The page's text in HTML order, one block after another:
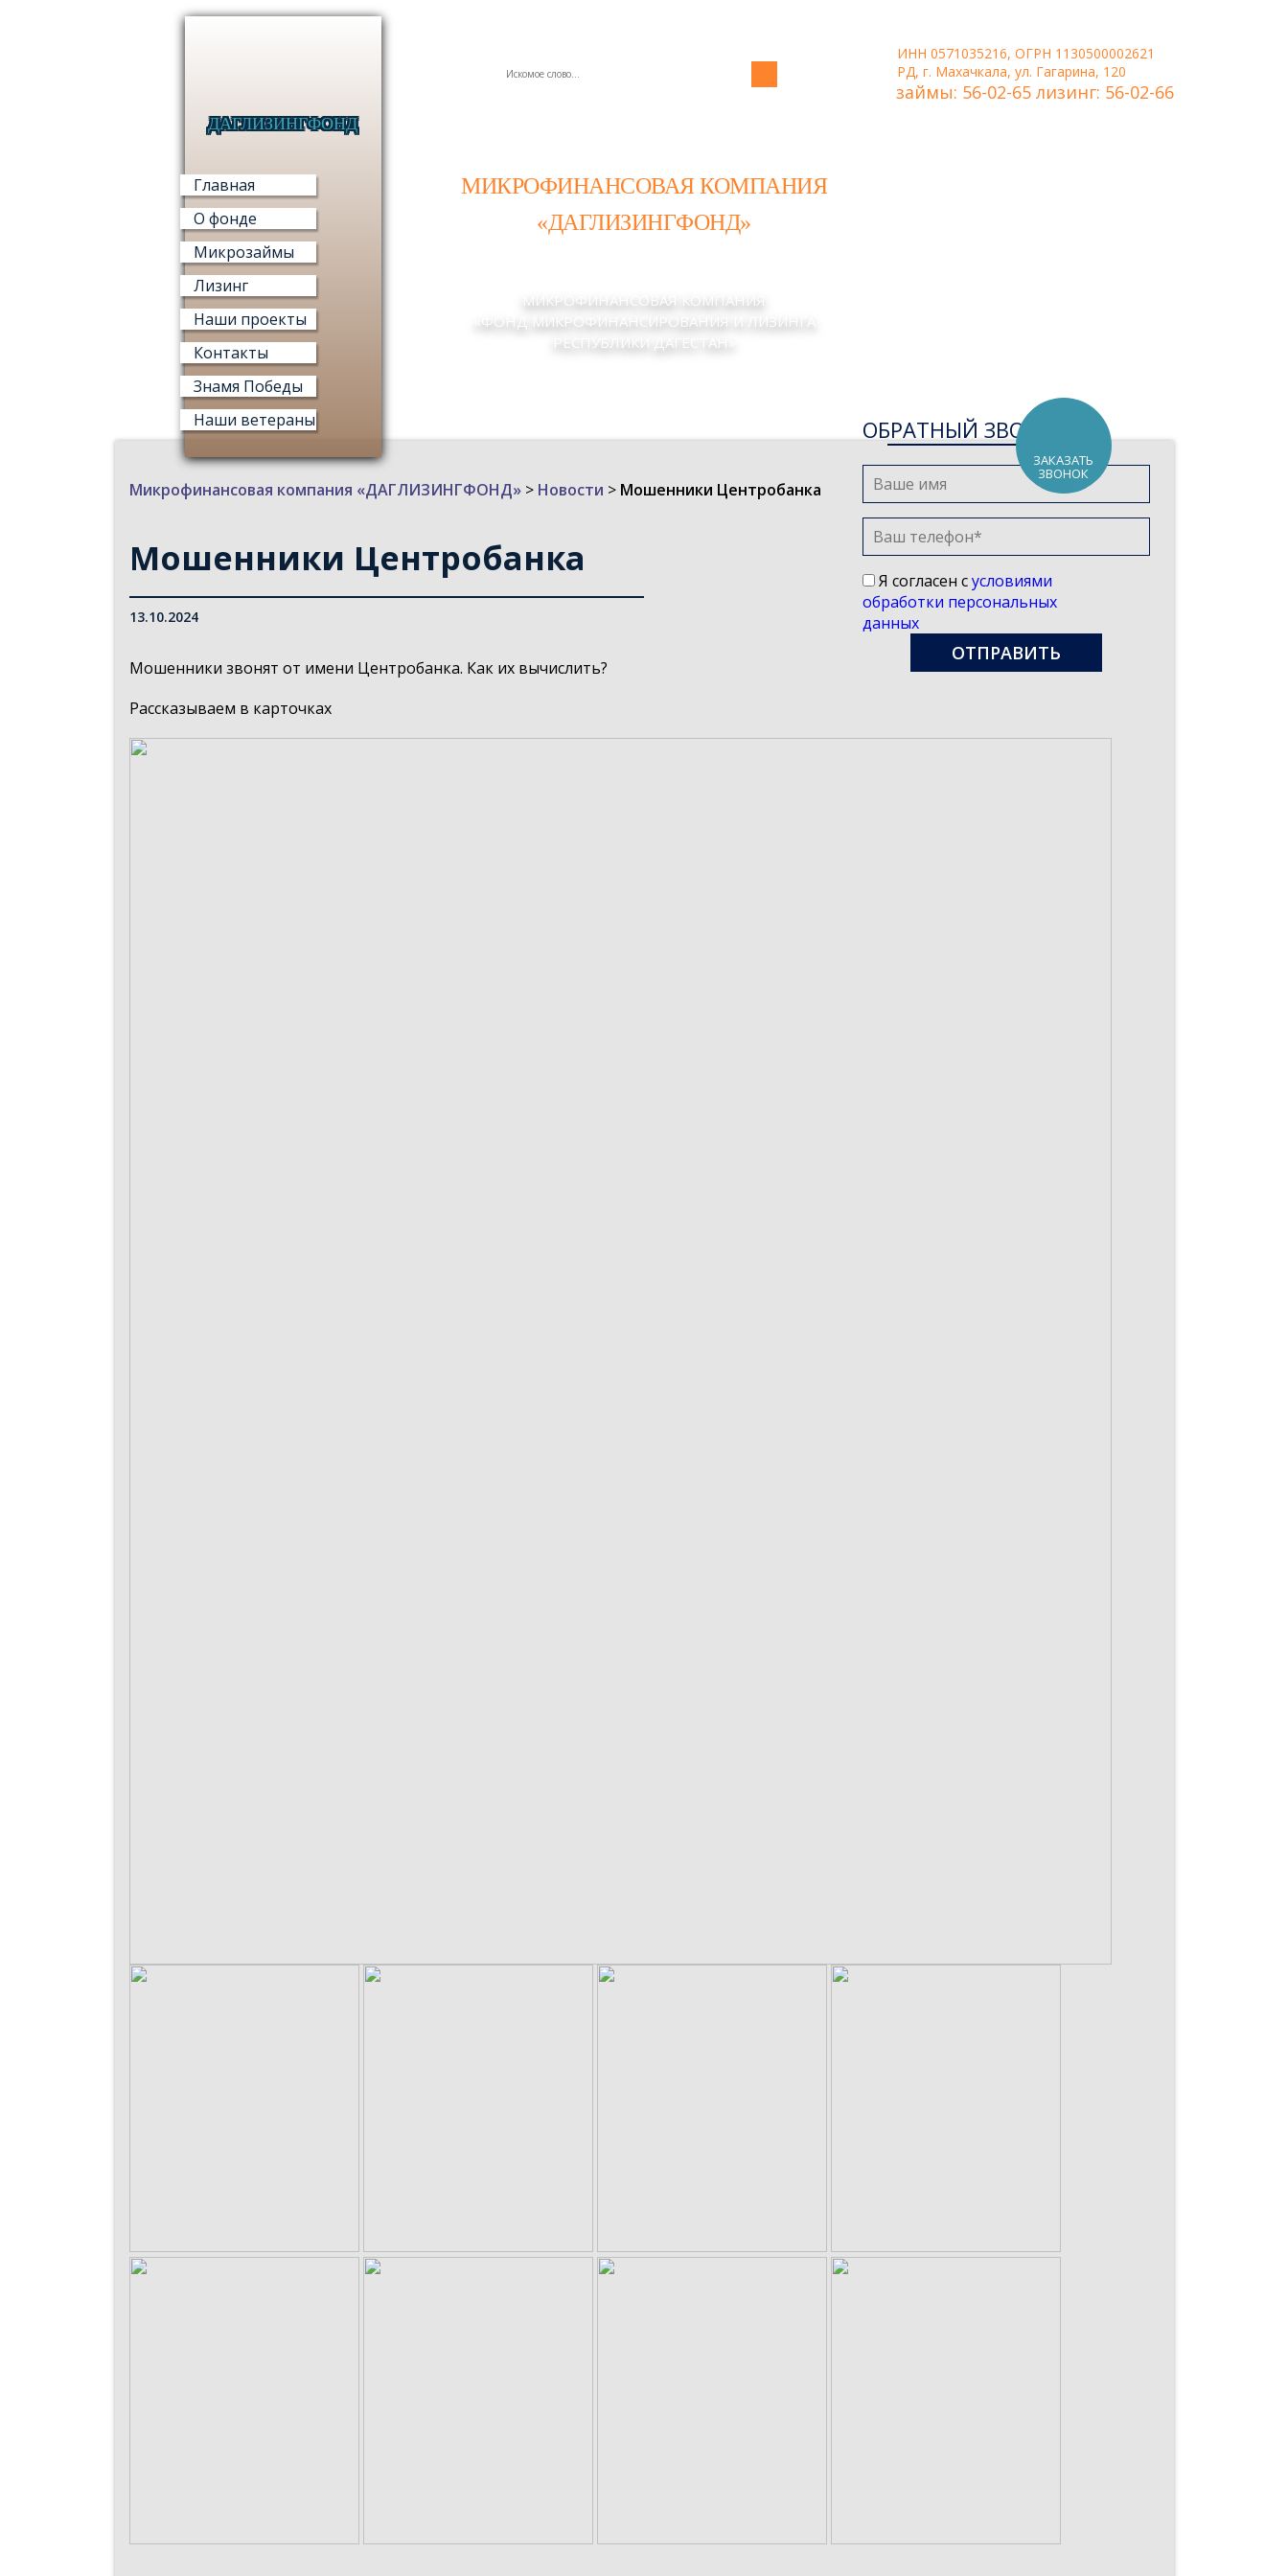
ДАГЛИЗИНГФОНД
Главная
О фонде
Микрозаймы
Лизинг
Наши проекты
Контакты
Знамя Победы
Наши ветераны
ИНН 0571035216, ОГРН 1130500002621
РД, г. Махачкала, ул. Гагарина, 120
займы: 56-02-65 лизинг: 56-02-66
МИКРОФИНАНСОВАЯ КОМПАНИЯ
«ДАГЛИЗИНГФОНД»
МИКРОФИНАНСОВАЯ КОМПАНИЯ
«ФОНД МИКРОФИНАНСИРОВАНИЯ И ЛИЗИНГА
РЕСПУБЛИКИ ДАГЕСТАН»
ЗАКАЗАТЬ
ЗВОНОК
ОБРАТНЫЙ ЗВОНОК
Я согласен сусловиями
обработки персональных
данных
Микрофинансовая компания «ДАГЛИЗИНГФОНД»> Новости > Мошенники Центробанка
Мошенники Центробанка
13.10.2024
Мошенники звонят от имени Центробанка. Как их вычислить?
Рассказываем в карточках